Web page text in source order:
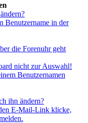
Benutzername in der
die Forenuhr geht
nicht zur Auswahl!
Benutzernamen
ihn ändern?
E-Mail-Link klicke,